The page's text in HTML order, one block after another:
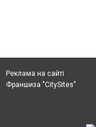
Реклама на сайті
Франшиза "CitySites"